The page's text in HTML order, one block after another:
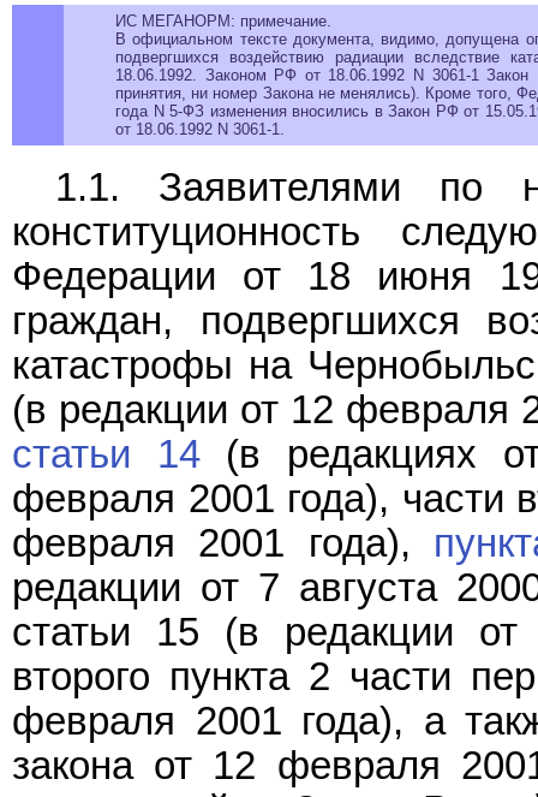
ИС МЕГАНОРМ: примечание.
В официальном тексте документа, видимо, допущена
подвергшихся воздействию радиации вследствие
18.06.1992. Законом РФ от 18.06.1992 N 3061-1
принятия, ни номер Закона не менялись). Кроме того,
года N 5-ФЗ изменения вносились в Закон РФ от
от 18.06.1992 N 3061-1.
1.1. Заявителями по
конституционность
Федерации от 18 июня
граждан, подвергшихся
катастрофы на
(в редакции от 12 февраля
статьи 14(в редакциях
февраля 2001 года), части
февраля 2001 года),
редакции от 7 августа
статьи 15 (в редакции
второго пункта 2 части
февраля 2001 года), а
закона от 12 февраля